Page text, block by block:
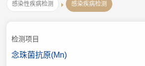
感染性疾病检测 感染疾病检测
检测项目
念珠菌抗原(Mn)